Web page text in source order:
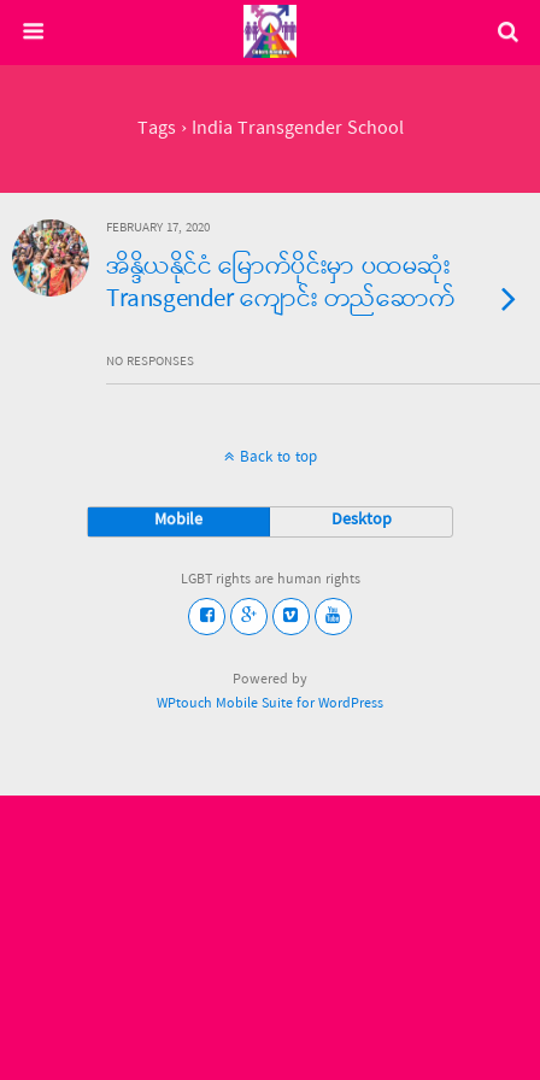
Tags › India Transgender School
FEBRUARY 17, 2020
အိန္ဒိယနိုင်ငံ မြောက်ပိုင်းမှာ ပထမဆုံး
Transgender ကျောင်း တည်ဆောက်
NO RESPONSES
Back to top
Mobile Desktop
LGBT rights are human rights
Powered by
WPtouch Mobile Suite for WordPress